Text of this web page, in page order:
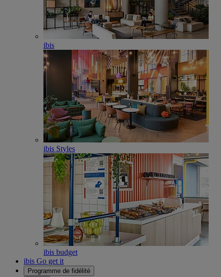
ibis
ibis Styles
ibis budget
ibis Go get it
Programme de fidélité